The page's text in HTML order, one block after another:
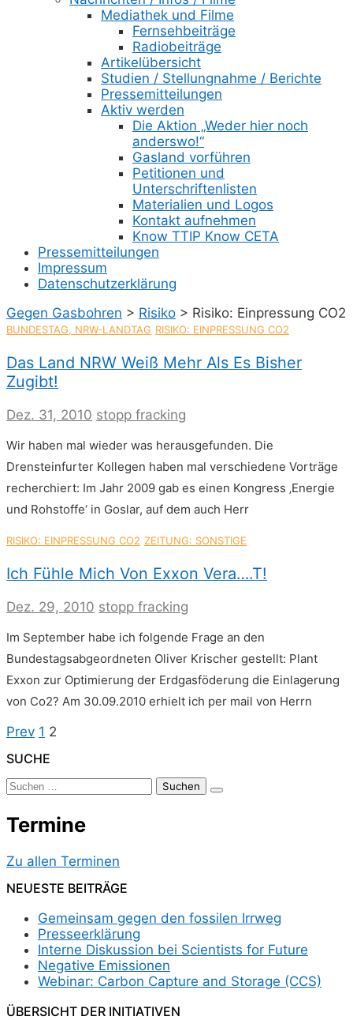
Mediathek und Filme
Fernsehbeiträge
Radiobeiträge
Artikelübersicht
Studien / Stellungnahme / Berichte
Pressemitteilungen
Aktiv werden
Die Aktion „Weder hier noch
anderswo!“
Gasland vorführen
Petitionen und
Unterschriftenlisten
Materialien und Logos
Kontakt aufnehmen
Know TTIP Know CETA
Pressemitteilungen
Impressum
Datenschutzerklärung
Gegen Gasbohren > Risiko > Risiko: Einpressung CO2
BUNDESTAG, NRW-LANDTAG RISIKO: EINPRESSUNG CO2
Das Land NRW Weiß Mehr Als Es Bisher
Zugibt!
Dez. 31, 2010 stopp fracking
Wir haben mal wieder was herausgefunden. Die
Drensteinfurter Kollegen haben mal verschiedene Vorträge
recherchiert: Im Jahr 2009 gab es einen Kongress ‚Energie
und Rohstoffe‘ in Goslar, auf dem auch Herr
RISIKO: EINPRESSUNG CO2 ZEITUNG: SONSTIGE
Ich Fühle Mich Von Exxon Vera….t!
Dez. 29, 2010 stopp fracking
Im September habe ich folgende Frage an den
Bundestagsabgeordneten Oliver Krischer gestellt: Plant
Exxon zur Optimierung der Erdgasföderung die Einlagerung
von Co2? Am 30.09.2010 erhielt ich per mail von Herrn
Seitennummerierung
Der
Beiträge
PrevPrevious
Page
1 Page
2
SUCHE
Suchen
Termine
Zu allen Terminen
NEUESTE BEITRÄGE
Gemeinsam gegen den fossilen Irrweg
Presseerklärung
Interne Diskussion bei Scientists for Future
Negative Emissionen
Webinar: Carbon Capture and Storage (CCS)
ÜBERSICHT DER INITIATIVEN